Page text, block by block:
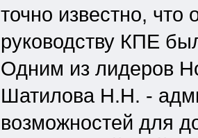
точно известно, что
руководству КПЕ
Одним из лидеров
Шатилова Н.Н. -
возможностей для